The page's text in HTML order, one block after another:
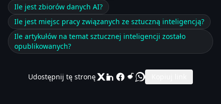
Ile jest zbiorów danych AI?
Ile jest miejsc pracy związanych ze sztuczną inteligencją?
Ile artykułów na temat sztucznej inteligencji zostało
opublikowanych?
Udostępnij tę stronę